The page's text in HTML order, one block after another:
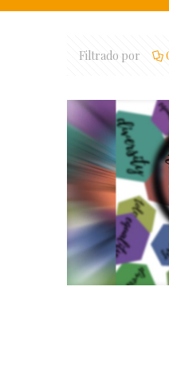
Filtrado por